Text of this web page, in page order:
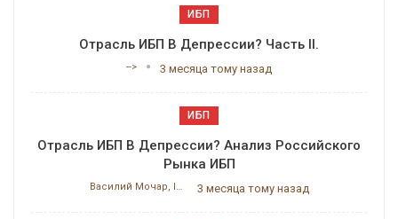
ИБП
Отрасль ИБП В Депрессии? Часть II.
--> 3 месяца тому назад
ИБП
Отрасль ИБП В Депрессии? Анализ Российского
Рынка ИБП
Василий Мочар, ITResearch 3 месяца тому назад